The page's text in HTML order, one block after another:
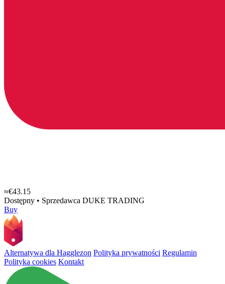
≈€43.15
Dostępny • Sprzedawca DUKE TRADING
Buy
Alternatywa dla Hagglezon Polityka prywatności Regulamin
Polityka cookies Kontakt